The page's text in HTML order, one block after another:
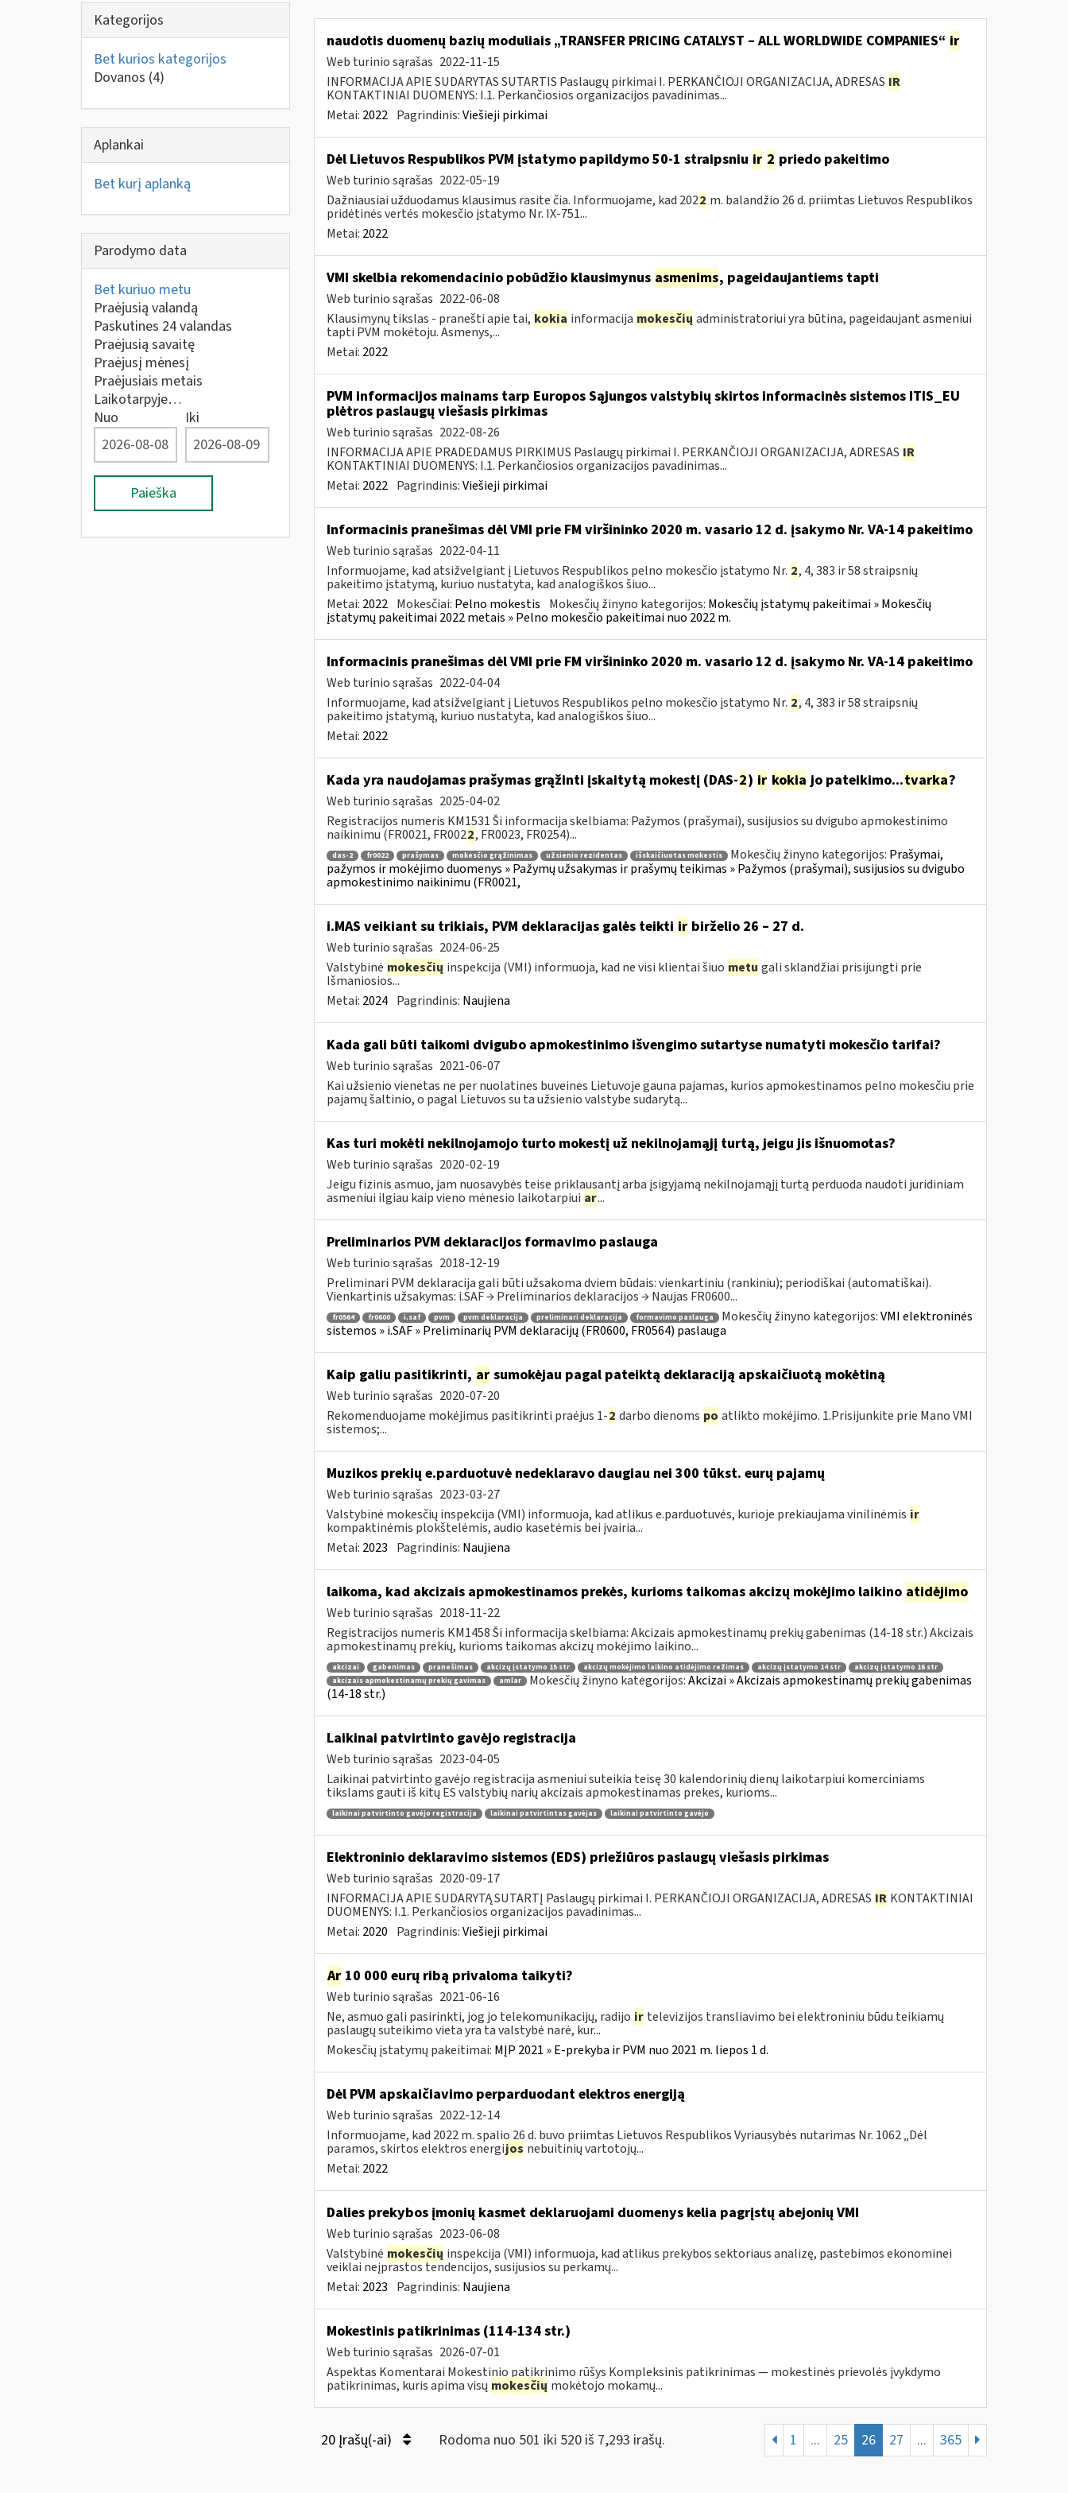
Kategorijos
Bet kurios kategorijos
Dovanos (4)
Aplankai
Bet kurį aplanką
Parodymo data
Bet kuriuo metu
Praėjusią valandą
Paskutines 24 valandas
Praėjusią savaitę
Praėjusį mėnesį
Praėjusiais metais
Laikotarpyje…
Nuo
Iki
Paieška
naudotis duomenų bazių moduliais „TRANSFER PRICING CATALYST – ALL WORLDWIDE COMPANIES“ ir
Web turinio sąrašas 2022-11-15
INFORMACIJA APIE SUDARYTAS SUTARTIS Paslaugų pirkimai I. PERKANČIOJI ORGANIZACIJA, ADRESAS IR
KONTAKTINIAI DUOMENYS: I.1. Perkančiosios organizacijos pavadinimas...
Metai: 2022 Pagrindinis:Viešieji pirkimai
Dėl Lietuvos Respublikos PVM įstatymo papildymo 50-1 straipsniu ir 2 priedo pakeitimo
Web turinio sąrašas 2022-05-19
Dažniausiai užduodamus klausimus rasite čia. Informuojame, kad 2022 m. balandžio 26 d. priimtas Lietuvos Respublikos
pridėtinės vertės mokesčio įstatymo Nr. IX-751...
Metai: 2022
VMI skelbia rekomendacinio pobūdžio klausimynus asmenims, pageidaujantiems tapti
Web turinio sąrašas 2022-06-08
Klausimynų tikslas - pranešti apie tai, kokia informacija mokesčių administratoriui yra būtina, pageidaujant asmeniui
tapti PVM mokėtoju. Asmenys,...
Metai: 2022
PVM informacijos mainams tarp Europos Sąjungos valstybių skirtos informacinės sistemos ITIS_EU
plėtros paslaugų viešasis pirkimas
Web turinio sąrašas 2022-08-26
INFORMACIJA APIE PRADEDAMUS PIRKIMUS Paslaugų pirkimai I. PERKANČIOJI ORGANIZACIJA, ADRESAS IR
KONTAKTINIAI DUOMENYS: I.1. Perkančiosios organizacijos pavadinimas...
Metai: 2022 Pagrindinis:Viešieji pirkimai
Informacinis pranešimas dėl VMI prie FM viršininko 2020 m. vasario 12 d. įsakymo Nr. VA-14 pakeitimo
Web turinio sąrašas 2022-04-11
Informuojame, kad atsižvelgiant į Lietuvos Respublikos pelno mokesčio įstatymo Nr. 2, 4, 383 ir 58 straipsnių
pakeitimo įstatymą, kuriuo nustatyta, kad analogiškos šiuo...
Metai: 2022 Mokesčiai: Pelno mokestis Mokesčių žinyno kategorijos: Mokesčių įstatymų pakeitimai » Mokesčių
įstatymų pakeitimai 2022 metais » Pelno mokesčio pakeitimai nuo 2022 m.
Informacinis pranešimas dėl VMI prie FM viršininko 2020 m. vasario 12 d. įsakymo Nr. VA-14 pakeitimo
Web turinio sąrašas 2022-04-04
Informuojame, kad atsižvelgiant į Lietuvos Respublikos pelno mokesčio įstatymo Nr. 2, 4, 383 ir 58 straipsnių
pakeitimo įstatymą, kuriuo nustatyta, kad analogiškos šiuo...
Metai: 2022
Kada yra naudojamas prašymas grąžinti įskaitytą mokestį (DAS-2) ir kokia jo pateikimo...tvarka?
Web turinio sąrašas 2025-04-02
Registracijos numeris KM1531 Ši informacija skelbiama: Pažymos (prašymai), susijusios su dvigubo apmokestinimo
naikinimu (FR0021, FR0022, FR0023, FR0254)...
das-2 fr0022 prašymas mokesčio grąžinimas užsienio rezidentas išskaičiuotas mokestis Mokesčių žinyno kategorijos: Prašymai,
pažymos ir mokėjimo duomenys » Pažymų užsakymas ir prašymų teikimas » Pažymos (prašymai), susijusios su dvigubo
apmokestinimo naikinimu (FR0021,
i.MAS veikiant su trikiais, PVM deklaracijas galės teikti irbirželio 26 – 27 d.
Web turinio sąrašas 2024-06-25
Valstybinė mokesčių inspekcija (VMI) informuoja, kad ne visi klientai šiuo metu gali sklandžiai prisijungti prie
Išmaniosios...
Metai: 2024 Pagrindinis: Naujiena
Kada gali būti taikomi dvigubo apmokestinimo išvengimo sutartyse numatyti mokesčio tarifai?
Web turinio sąrašas 2021-06-07
Kai užsienio vienetas ne per nuolatines buveines Lietuvoje gauna pajamas, kurios apmokestinamos pelno mokesčiu prie
pajamų šaltinio, o pagal Lietuvos su ta užsienio valstybe sudarytą...
Kas turi mokėti nekilnojamojo turto mokestį už nekilnojamąjį turtą, jeigu jis išnuomotas?
Web turinio sąrašas 2020-02-19
Jeigu fizinis asmuo, jam nuosavybės teise priklausantį arba įsigyjamą nekilnojamąjį turtą perduoda naudoti juridiniam
asmeniui ilgiau kaip vieno mėnesio laikotarpiui ar...
Preliminarios PVM deklaracijos formavimo paslauga
Web turinio sąrašas 2018-12-19
Preliminari PVM deklaracija gali būti užsakoma dviem būdais: vienkartiniu (rankiniu); periodiškai (automatiškai).
Vienkartinis užsakymas: i.SAF → Preliminarios deklaracijos → Naujas FR0600...
fr0564 fr0600 i.saf pvm pvm deklaracija preliminari deklaracija formavimo paslauga Mokesčių žinyno kategorijos:VMI elektroninės
sistemos » i.SAF » Preliminarių PVM deklaracijų (FR0600, FR0564) paslauga
Kaip galiu pasitikrinti, arsumokėjau pagal pateiktą deklaraciją apskaičiuotą mokėtiną
Web turinio sąrašas 2020-07-20
Rekomenduojame mokėjimus pasitikrinti praėjus 1-2 darbo dienoms po atlikto mokėjimo. 1.Prisijunkite prie Mano VMI
sistemos;...
Muzikos prekių e.parduotuvė nedeklaravo daugiau nei 300 tūkst. eurų pajamų
Web turinio sąrašas 2023-03-27
Valstybinė mokesčių inspekcija (VMI) informuoja, kad atlikus e.parduotuvės, kurioje prekiaujama vinilinėmis ir
kompaktinėmis plokštelėmis, audio kasetėmis bei įvairia...
Metai: 2023 Pagrindinis: Naujiena
laikoma, kad akcizais apmokestinamos prekės, kurioms taikomas akcizų mokėjimo laikino atidėjimo
Web turinio sąrašas 2018-11-22
Registracijos numeris KM1458 Ši informacija skelbiama: Akcizais apmokestinamų prekių gabenimas (14-18 str.) Akcizais
apmokestinamų prekių, kurioms taikomas akcizų mokėjimo laikino...
akcizai gabenimas pranešimas akcizų įstatymo 15 str akcizų mokėjimo laikino atidėjimo režimas akcizų įstatymo 14 str
akcizų įstatymo 16 str
akcizais apmokestinamų prekių gavimas
amlar Mokesčių žinyno kategorijos:Akcizai » Akcizais apmokestinamų prekių gabenimas
(14-18 str.)
Laikinai patvirtinto gavėjo registracija
Web turinio sąrašas 2023-04-05
Laikinai patvirtinto gavėjo registracija asmeniui suteikia teisę 30 kalendorinių dienų laikotarpiui komerciniams
tikslams gauti iš kitų ES valstybių narių akcizais apmokestinamas prekes, kurioms...
laikinai patvirtinto gavėjo registracija laikinai patvirtintas gavėjas laikinai patvirtinto gavėjo
Elektroninio deklaravimo sistemos (EDS) priežiūros paslaugų viešasis pirkimas
Web turinio sąrašas 2020-09-17
INFORMACIJA APIE SUDARYTĄ SUTARTĮ Paslaugų pirkimai I. PERKANČIOJI ORGANIZACIJA, ADRESAS IR KONTAKTINIAI
DUOMENYS: I.1. Perkančiosios organizacijos pavadinimas...
Metai: 2020 Pagrindinis:Viešieji pirkimai
Ar10 000 eurų ribą privaloma taikyti?
Web turinio sąrašas 2021-06-16
Ne, asmuo gali pasirinkti, jog jo telekomunikacijų, radijo ir televizijos transliavimo bei elektroniniu būdu teikiamų
paslaugų suteikimo vieta yra ta valstybė narė, kur...
Mokesčių įstatymų pakeitimai: MĮP 2021 » E-prekyba ir PVM nuo 2021 m. liepos 1 d.
Dėl PVM apskaičiavimo perparduodant elektros energiją
Web turinio sąrašas 2022-12-14
Informuojame, kad 2022 m. spalio 26 d. buvo priimtas Lietuvos Respublikos Vyriausybės nutarimas Nr. 1062 „Dėl
paramos, skirtos elektros energijos nebuitinių vartotojų...
Metai: 2022
Dalies prekybos įmonių kasmet deklaruojami duomenys kelia pagrįstų abejonių VMI
Web turinio sąrašas 2023-06-08
Valstybinė mokesčių inspekcija (VMI) informuoja, kad atlikus prekybos sektoriaus analizę, pastebimos ekonominei
veiklai neįprastos tendencijos, susijusios su perkamų...
Metai: 2023 Pagrindinis: Naujiena
Mokestinis patikrinimas (114-134 str.)
Web turinio sąrašas 2026-07-01
Aspektas Komentarai Mokestinio patikrinimo rūšys Kompleksinis patikrinimas — mokestinės prievolės įvykdymo
patikrinimas, kuris apima visų mokesčių mokėtojo mokamų...
20 Įrašų(-ai) Rodoma nuo 501 iki 520 iš 7,293 irašų. 1 ... 25 26 27 ... 365